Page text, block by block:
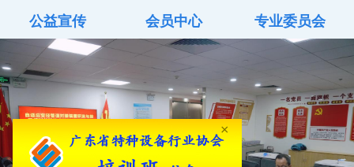
公益宣传 会员中心 专业委员会
×